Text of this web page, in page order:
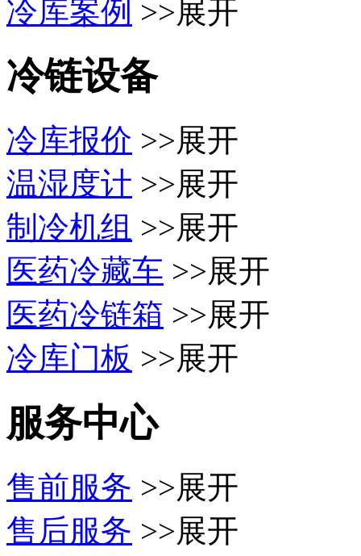
冷库案例 >>展开
冷链设备
冷库报价 >>展开
温湿度计 >>展开
制冷机组 >>展开
医药冷藏车 >>展开
医药冷链箱 >>展开
冷库门板 >>展开
服务中心
售前服务 >>展开
售后服务 >>展开